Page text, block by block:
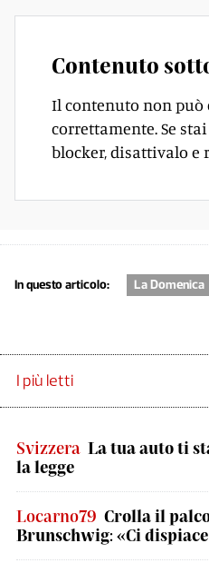
Contenuto
Il contenuto non può
correttamente. Se
blocker, disattivalo e
In questo articolo: La Domenica
I più letti
Svizzera La tua auto ti
la legge
Locarno79 Crolla il
Brunschwig: «Ci